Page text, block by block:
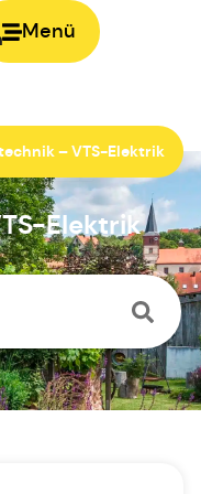
Menü
– VTS-Elektrik
Elektrik